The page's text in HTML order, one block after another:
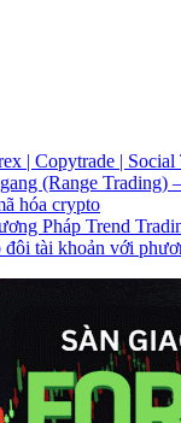
| Copytrade | Social
(Range Trading)
hóa crypto
Pháp Trend
tài khoản với